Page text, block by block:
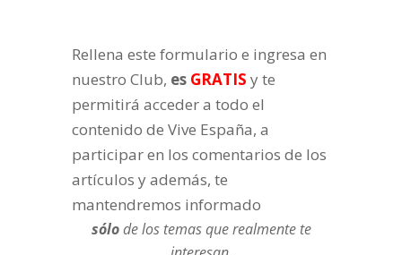
Rellena este formulario e ingresa en
nuestro Club, es GRATIS y te
permitirá acceder a todo el
contenido de Vive España, a
participar en los comentarios de los
artículos y además, te
mantendremos informado
sólode los temas que realmente te